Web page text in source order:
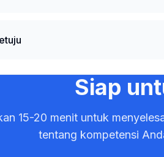
Siap
15-20 menit untuk
tentang kompetensi